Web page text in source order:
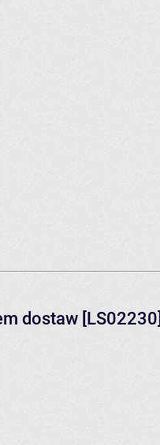
dostaw [LS02230]